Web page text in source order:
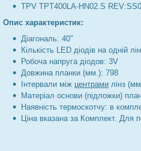
TPV TPT400LA-HN02.S
Опис характеристик:
Діагональ: 40"
Кількість LED діодів на одній
Робоча напруга діодов: 3V
Довжина планки (мм.): 798
Інтервали між центрами лінз
Матеріал основи (підложки)
Наявність термоскотчу: в
Ціна вказана за Комплект. Для